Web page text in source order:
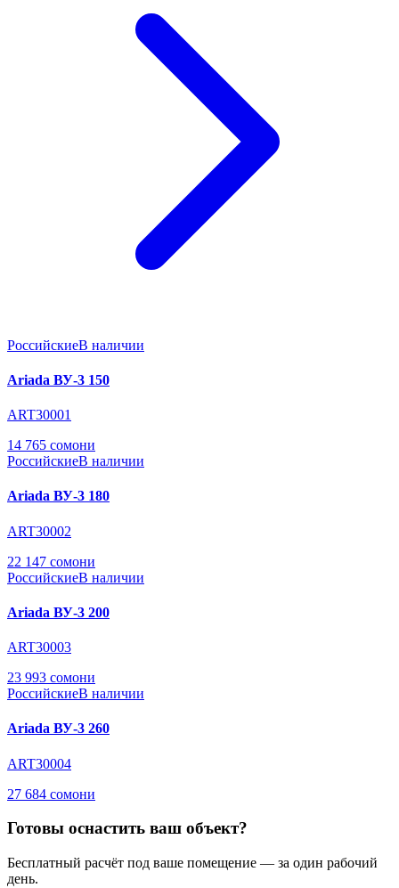
РоссийскиеВ наличии
Ariada ВУ-3 150
ART30001
14 765 сомони
РоссийскиеВ наличии
Ariada ВУ-3 180
ART30002
22 147 сомони
РоссийскиеВ наличии
Ariada ВУ-3 200
ART30003
23 993 сомони
РоссийскиеВ наличии
Ariada ВУ-3 260
ART30004
27 684 сомони
Готовы оснастить ваш объект?
Бесплатный расчёт под ваше помещение — за один рабочий
день.